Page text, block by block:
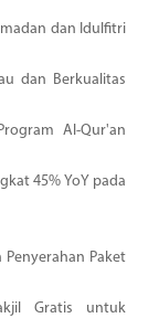
dan Idulfitri
dan Berkualitas
Al-Qur'an
45% YoY pada
Paket
Gratis untuk